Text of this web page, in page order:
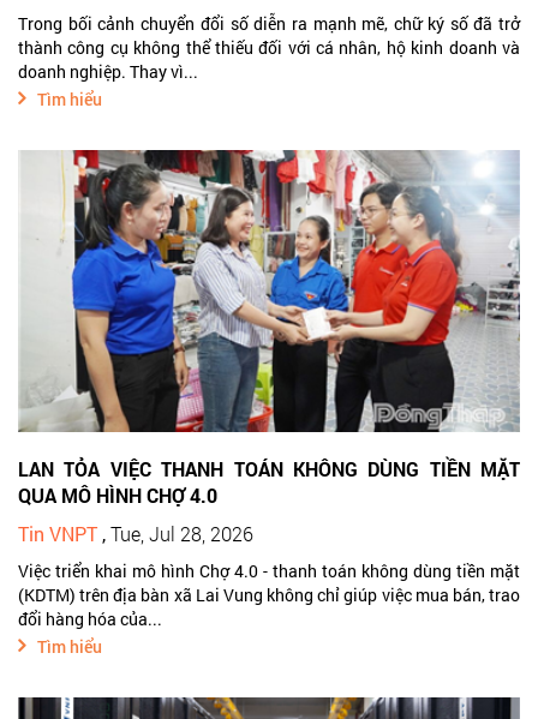
Trong bối cảnh chuyển đổi số diễn ra mạnh mẽ, chữ ký số đã trở
thành công cụ không thể thiếu đối với cá nhân, hộ kinh doanh và
doanh nghiệp. Thay vì...
Tìm hiểu
LAN TỎA VIỆC THANH TOÁN KHÔNG DÙNG TIỀN MẶT
QUA MÔ HÌNH CHỢ 4.0
Tin VNPT,Tue, Jul 28, 2026
Việc triển khai mô hình Chợ 4.0 - thanh toán không dùng tiền mặt
(KDTM) trên địa bàn xã Lai Vung không chỉ giúp việc mua bán, trao
đổi hàng hóa của...
Tìm hiểu